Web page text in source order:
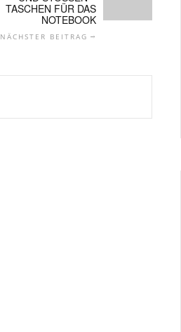
ASCHEN FÜR DAS N
OTEBOOK
NÄCHSTER BEITRAG